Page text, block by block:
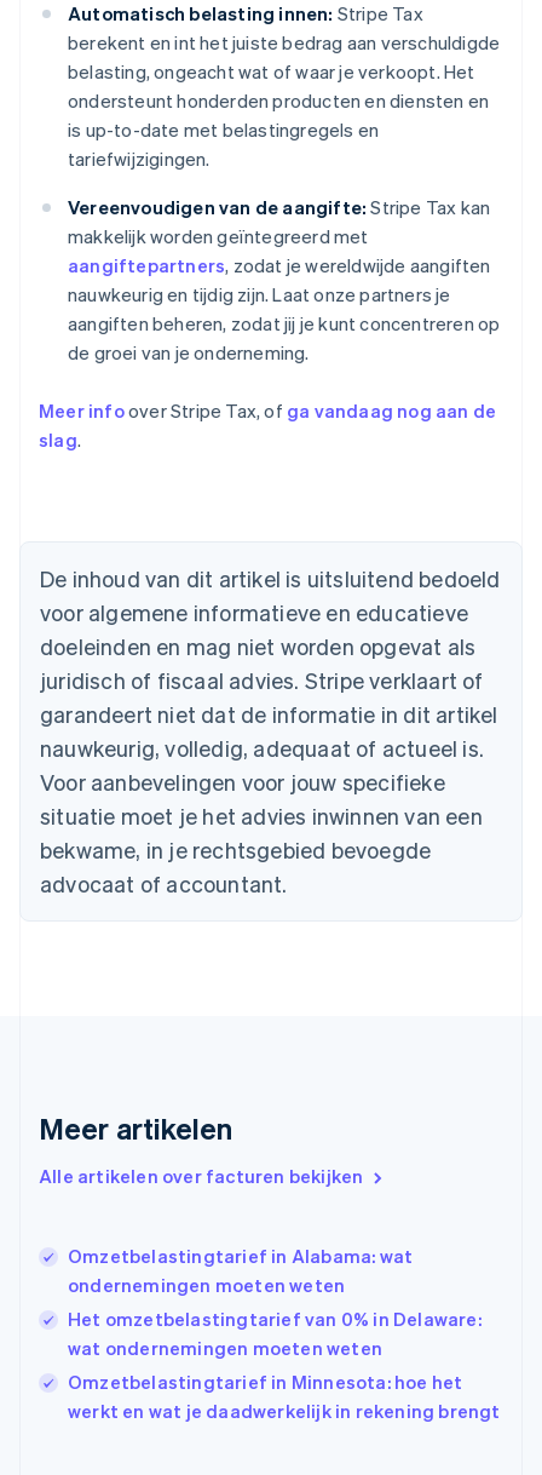
Automatisch belasting innen: Stripe Tax
berekent en int het juiste bedrag aan verschuldigde
belasting, ongeacht wat of waar je verkoopt. Het
ondersteunt honderden producten en diensten en
is up-to-date met belastingregels en
tariefwijzigingen.
Vereenvoudigen van de aangifte: Stripe Tax kan
makkelijk worden geïntegreerd met
aangiftepartners, zodat je wereldwijde aangiften
nauwkeurig en tijdig zijn. Laat onze partners je
aangiften beheren, zodat jij je kunt concentreren op
de groei van je onderneming.
Meer infoover Stripe Tax, of ga vandaag nog aan de
slag.
De inhoud van dit artikel is uitsluitend bedoeld
voor algemene informatieve en educatieve
doeleinden en mag niet worden opgevat als
juridisch of fiscaal advies. Stripe verklaart of
garandeert niet dat de informatie in dit artikel
nauwkeurig, volledig, adequaat of actueel is.
Voor aanbevelingen voor jouw specifieke
situatie moet je het advies inwinnen van een
bekwame, in je rechtsgebied bevoegde
advocaat of accountant.
Meer artikelen
Alle artikelen over facturen bekijken
Omzetbelastingtarief in Alabama: wat
ondernemingen moeten weten
Het omzetbelastingtarief van 0% in Delaware:
wat ondernemingen moeten weten
Omzetbelastingtarief in Minnesota: hoe het
werkt en wat je daadwerkelijk in rekening brengt
Australië
België
Nederlands FrançaisDeutschEnglish
Brazilië
Português English
Bulgarije
English
English Français
Cyprus
Denemarken
English
English
Griekenland
English
Hongkong SAR, China
English简体中文
Ierland
India
English
Italië